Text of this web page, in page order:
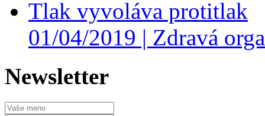
Tlak vyvoláva protitlak
01/04/2019 | Zdravá
Newsletter